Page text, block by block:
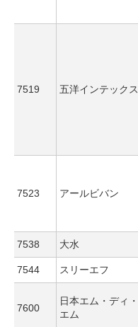
7519 五洋インテックス
7523 アールビバン
7538 大水
7544 スリーエフ
7600
日本エム・ディ・
エム